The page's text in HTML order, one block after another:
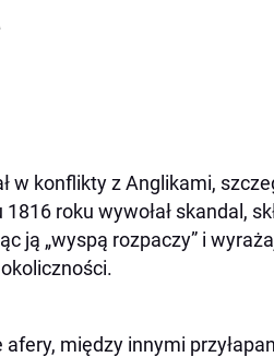
w konflikty z Anglikami,
roku wywołał skandal,
ją „wyspą rozpaczy” i
między innymi